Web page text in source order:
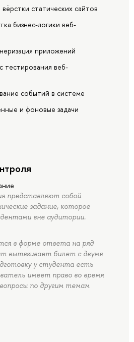
статических сайтов
бизнес-логики веб-
приложений
веб-
событий в системе
и фоновые задачи
представляют собой
задание, которое
вне аудитории.
в форме ответа на ряд
вытягивает билет с двумя
у студента есть
имеет право во время
по другим темам